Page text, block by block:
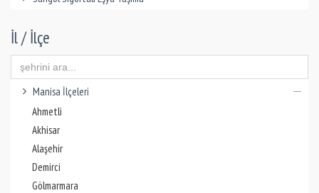
İl / İlçe
Manisa İlçeleri
Ahmetli
Akhisar
Alaşehir
Demirci
Gölmarmara